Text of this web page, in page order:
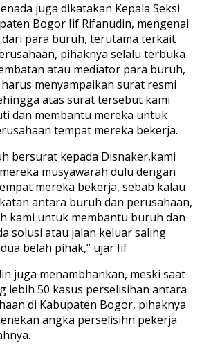
juga dikatakan Kepala Seksi
Bogor Iif Rifanudin, mengenai
para buruh, terutama terkait
pihaknya selalu terbuka
atau mediator para buruh,
menyampaikan surat resmi
atas surat tersebut kami
dan membantu mereka untuk
tempat mereka bekerja.
bersurat kepada Disnaker,kami
musyawarah dulu dengan
mereka bekerja, sebab kalau
antara buruh dan perusahaan,
kami untuk membantu buruh dan
solusi atau jalan keluar saling
belah pihak,” ujar Iif
juga menambhankan, meski saat
lebih 50 kasus perselisihan antara
di Kabupaten Bogor, pihaknya
angka perselisihn pekerja